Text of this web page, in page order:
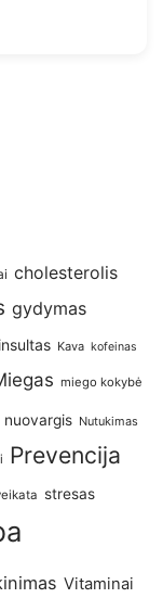
cholesterolis
gydymas
insultas Kava kofeinas
miego kokybė
nuovargis Nutukimas
Prevencija
stresas
Vitaminai